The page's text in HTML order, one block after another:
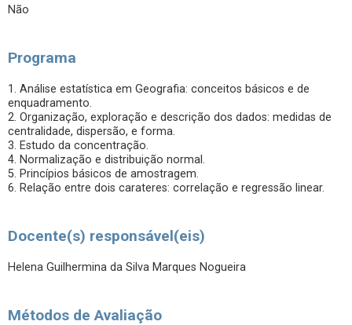
Não
Programa
1. Análise estatística em Geografia: conceitos básicos e de
enquadramento.
2. Organização, exploração e descrição dos dados: medidas de
centralidade, dispersão, e forma.
3. Estudo da concentração.
4. Normalização e distribuição normal.
5. Princípios básicos de amostragem.
6. Relação entre dois carateres: correlação e regressão linear.
Docente(s) responsável(eis)
Helena Guilhermina da Silva Marques Nogueira
Métodos de Avaliação